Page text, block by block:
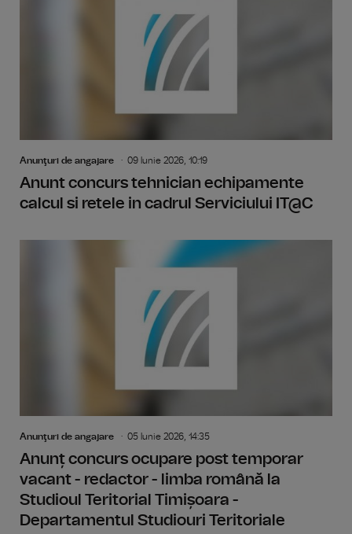
Anunţuri de angajare 09 Iunie 2026, 10:19
Anunt concurs tehnician echipamente
calcul si retele in cadrul Serviciului IT@C
Anunţuri de angajare 05 Iunie 2026, 14:35
Anunț concurs ocupare post temporar
vacant - redactor - limba română la
Studioul Teritorial Timișoara -
Departamentul Studiouri Teritoriale